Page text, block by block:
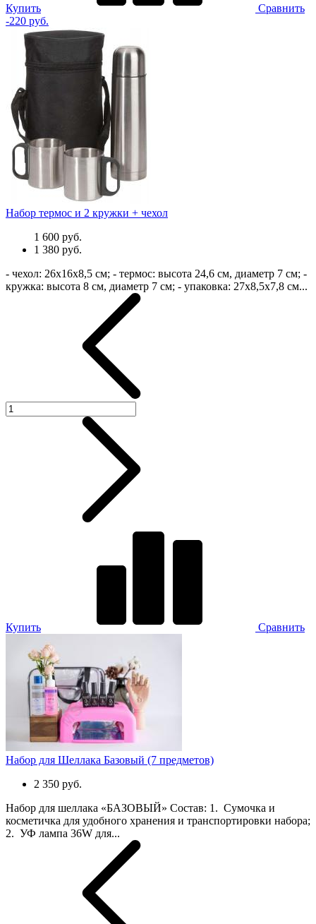
Купить
Сравнить
-220 руб.
Набор термос и 2 кружки + чехол
1 600 руб.
1 380 руб.
- чехол: 26х16x8,5 см; - термос: высота 24,6 см, диаметр 7 см; -
кружка: высота 8 см, диаметр 7 см; - упаковка: 27х8,5х7,8 см...
Купить Сравнить
Набор для Шеллака Базовый (7 предметов)
2 350 руб.
Набор для шеллака «БАЗОВЫЙ» Состав: 1. Сумочка и
косметичка для удобного хранения и транспортировки набора;
2. УФ лампа 36W для...